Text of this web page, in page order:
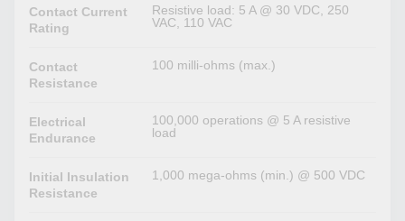
Contact Current
Rating
Resistive load: 5 A @ 30 VDC, 250
VAC, 110 VAC
Contact
Resistance
100 milli-ohms (max.)
Electrical
Endurance
100,000 operations @ 5 A resistive
load
Initial Insulation
Resistance
1,000 mega-ohms (min.) @ 500 VDC